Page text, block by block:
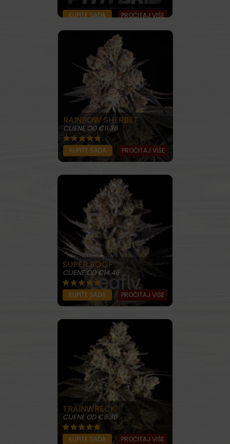
KUPITE SADA PROČITAJ VIŠE
RAINBOW SHERBET
CIJENE OD €11.36
KUPITE SADA PROČITAJ VIŠE
SUPER BOOF
CIJENE OD €14.46
KUPITE SADA PROČITAJ VIŠE
TRAINWRECK
CIJENE OD €9.30
KUPITE SADA PROČITAJ VIŠE